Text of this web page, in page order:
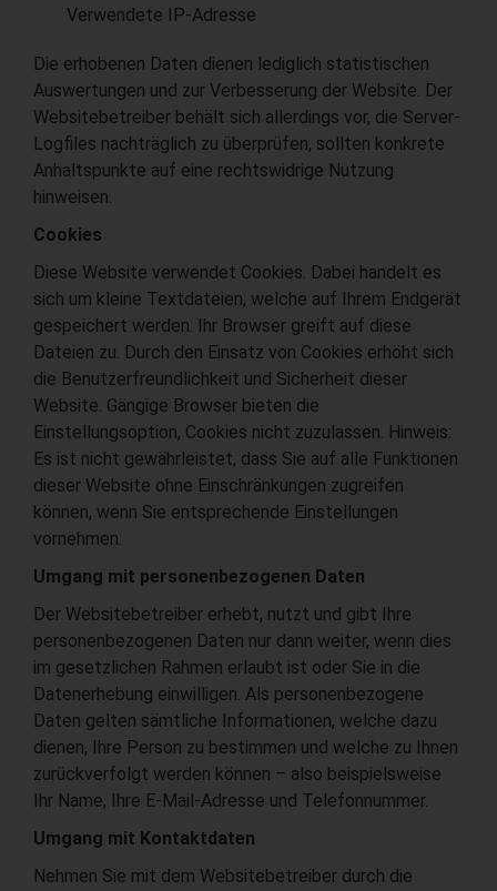
Verwendete IP-Adresse
Die erhobenen Daten dienen lediglich statistischen
Auswertungen und zur Verbesserung der Website. Der
Websitebetreiber behält sich allerdings vor, die Server-
Logfiles nachträglich zu überprüfen, sollten konkrete
Anhaltspunkte auf eine rechtswidrige Nutzung
hinweisen.
Cookies
Diese Website verwendet Cookies. Dabei handelt es
sich um kleine Textdateien, welche auf Ihrem Endgerät
gespeichert werden. Ihr Browser greift auf diese
Dateien zu. Durch den Einsatz von Cookies erhöht sich
die Benutzerfreundlichkeit und Sicherheit dieser
Website. Gängige Browser bieten die
Einstellungsoption, Cookies nicht zuzulassen. Hinweis:
Es ist nicht gewährleistet, dass Sie auf alle Funktionen
dieser Website ohne Einschränkungen zugreifen
können, wenn Sie entsprechende Einstellungen
vornehmen.
Umgang mit personenbezogenen Daten
Der Websitebetreiber erhebt, nutzt und gibt Ihre
personenbezogenen Daten nur dann weiter, wenn dies
im gesetzlichen Rahmen erlaubt ist oder Sie in die
Datenerhebung einwilligen. Als personenbezogene
Daten gelten sämtliche Informationen, welche dazu
dienen, Ihre Person zu bestimmen und welche zu Ihnen
zurückverfolgt werden können – also beispielsweise
Ihr Name, Ihre E-Mail-Adresse und Telefonnummer.
Umgang mit Kontaktdaten
Nehmen Sie mit dem Websitebetreiber durch die